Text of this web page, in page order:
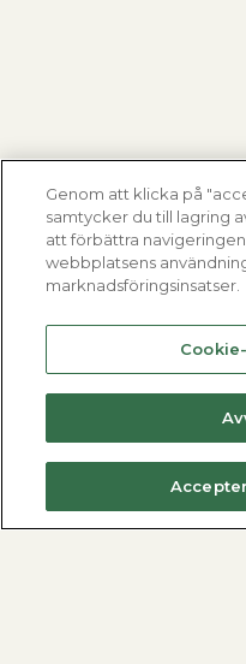
Fjärrvärmecentraler
Genom att klicka på
samtycker du till lagring
att förbättra
webbplatsens
marknadsföringsinsatser.